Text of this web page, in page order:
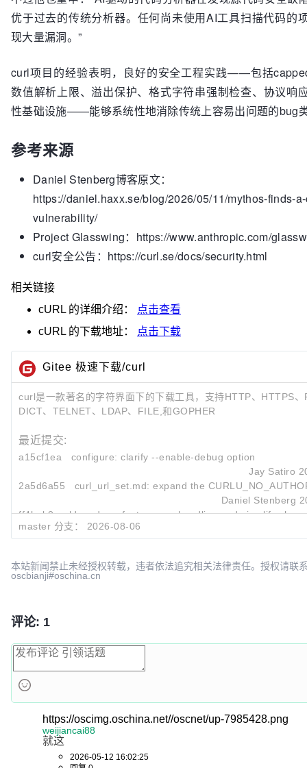
优于过去的传统分析器。任何尚未使用AI工具扫描代码的
现大量漏洞。”
curl项目的经验表明，良好的安全工程实践——包括
数值解析上限、溢出保护、格式字符串强制检查、协议响
性基础设施——能够系统性地消除传统上容易出问题的bug
参考来源
Daniel Stenberg博客原文：
https://daniel.haxx.se/blog/2026/05/11/mythos-finds-
vulnerability/
Project Glasswing：https://www.anthropic.com/
curl安全公告：https://curl.se/docs/security.html
相关链接
cURL 的详细介绍：
点击查看
cURL 的下载地址： 点击下载
Gitee 极速下载/curl
curl是一款著名的字符界面下的下载工具，支持HTTP、HTTPS
DICT、TELNET、LDAP、FILE,和GOPHER
最近提交:
a15cf1ea
configure: clarify --enable-debug option
Jay Satiro
2a5d6a55
curl_url_set.md: expand the
Daniel Stenberg
ff4bab0a
ldap_do: refactor error handling and simplify
master 分支： 2026-08-06
本站新闻禁止未经授权转载，违者依法追究相关法律责任。授权请联
oscbianji#oschina.cn
评论: 1
https://oscimg.oschina.net//oscnet/up-7985428.png
weijiancai88
就这
2026-05-12 16:02:25